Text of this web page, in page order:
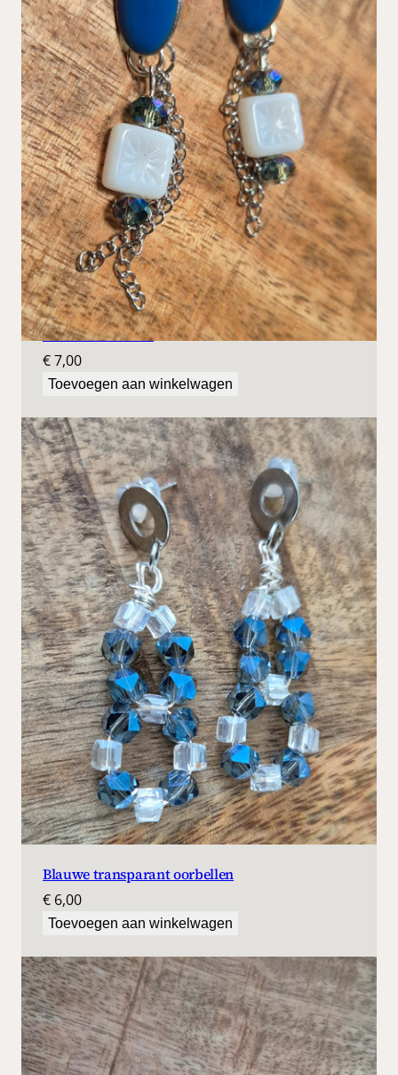
Blauwe oorbellen
€7,00
Toevoegen aan winkelwagen
Blauwe transparant oorbellen
€ 6,00
Toevoegen aan winkelwagen